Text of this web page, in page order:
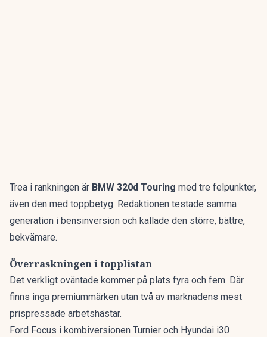
Trea i rankningen är BMW 320d Touring med tre felpunkter,
även den med toppbetyg. Redaktionen testade samma
generation i bensinversion och kallade den större, bättre,
bekvämare.
Överraskningen i topplistan
Det verkligt oväntade kommer på plats fyra och fem. Där
finns inga premiummärken utan två av marknadens mest
prispressade arbetshästar.
Ford Focus i kombiversionen Turnier och Hyundai i30